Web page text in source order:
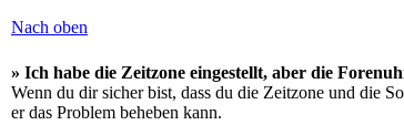
Nach oben
» Ich habe die Zeitzone eingestellt, aber die
Wenn du dir sicher bist, dass du die Zeitzone und die
er das Problem beheben kann.